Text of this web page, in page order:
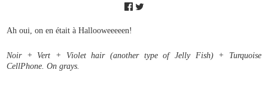
Ah oui, on en était à Hallooweeeeen!
Noir + Vert + Violet hair (another type of Jelly Fish) + Turquoise
CellPhone. On grays.